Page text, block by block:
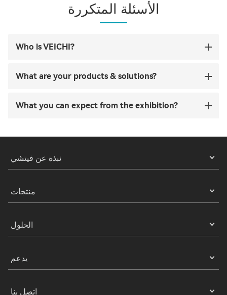
الأسئلة المتكررة
Who is VEICHI?
What are your products & solutions?
What you can expect from the exhibition?
نبذة عن فيتشي
منتجات
الحلول
يدعم
اتصل بنا